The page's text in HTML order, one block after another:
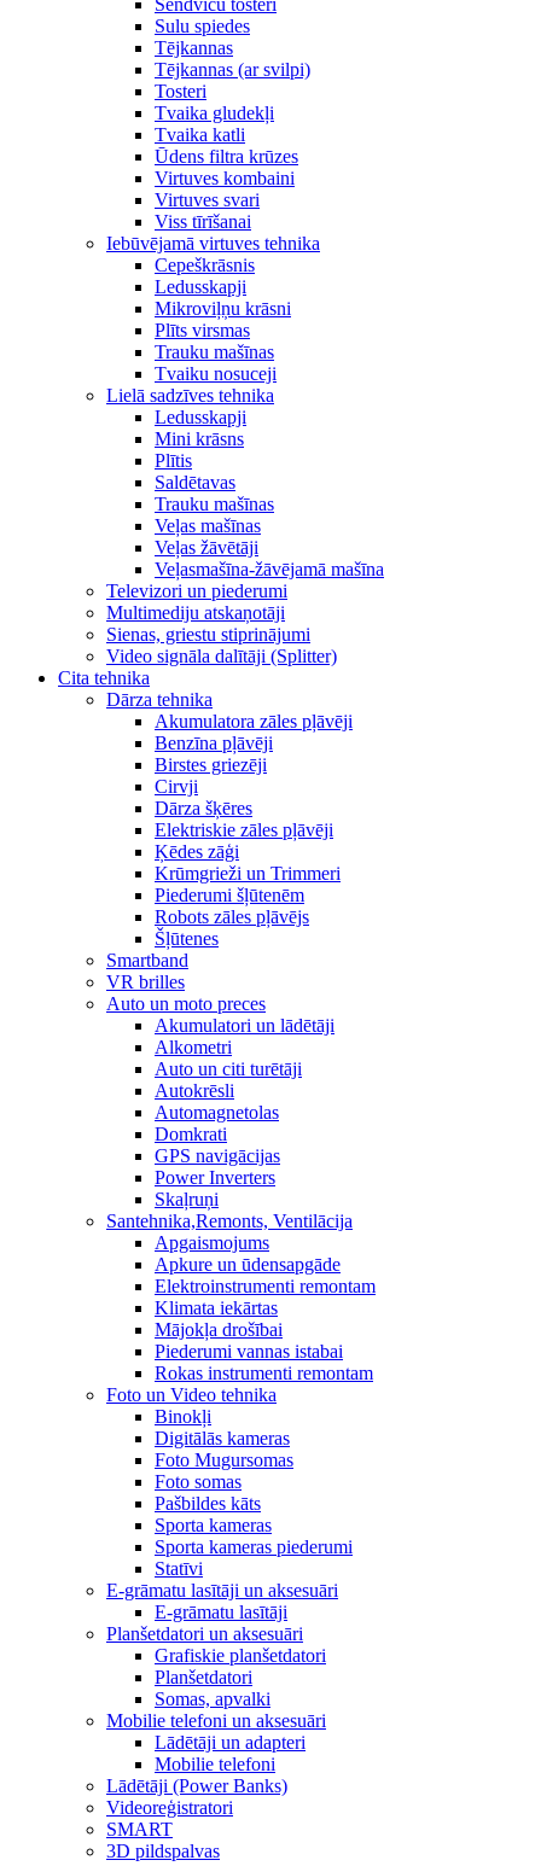
Sendviču tosteri
Sulu spiedes
Tējkannas
Tējkannas (ar svilpi)
Tosteri
Tvaika gludekļi
Tvaika katli
Ūdens filtra krūzes
Virtuves kombaini
Virtuves svari
Viss tīrīšanai
Iebūvējamā virtuves tehnika
Cepeškrāsnis
Ledusskapji
Mikroviļņu krāsni
Plīts virsmas
Trauku mašīnas
Tvaiku nosuceji
Lielā sadzīves tehnika
Ledusskapji
Mini krāsns
Plītis
Saldētavas
Trauku mašīnas
Veļas mašīnas
Veļas žāvētāji
Veļasmašīna-žāvējamā mašīna
Televizori un piederumi
Multimediju atskaņotāji
Sienas, griestu stiprinājumi
Video signāla dalītāji (Splitter)
Cita tehnika
Dārza tehnika
Akumulatora zāles pļāvēji
Benzīna pļāvēji
Birstes griezēji
Cirvji
Dārza šķēres
Elektriskie zāles pļāvēji
Ķēdes zāģi
Krūmgrieži un Trimmeri
Piederumi šļūtenēm
Robots zāles pļāvējs
Šļūtenes
Smartband
VR brilles
Auto un moto preces
Akumulatori un lādētāji
Alkometri
Auto un citi turētāji
Autokrēsli
Automagnetolas
Domkrati
GPS navigācijas
Power Inverters
Skaļruņi
Santehnika,Remonts, Ventilācija
Apgaismojums
Apkure un ūdensapgāde
Elektroinstrumenti remontam
Klimata iekārtas
Mājokļa drošībai
Piederumi vannas istabai
Rokas instrumenti remontam
Foto un Video tehnika
Binokļi
Digitālās kameras
Foto Mugursomas
Foto somas
Pašbildes kāts
Sporta kameras
Sporta kameras piederumi
Statīvi
E-grāmatu lasītāji un aksesuāri
E-grāmatu lasītāji
Planšetdatori un aksesuāri
Grafiskie planšetdatori
Planšetdatori
Somas, apvalki
Mobilie telefoni un aksesuāri
Lādētāji un adapteri
Mobilie telefoni
Lādētāji (Power Banks)
Videoreģistratori
SMART
3D pildspalvas